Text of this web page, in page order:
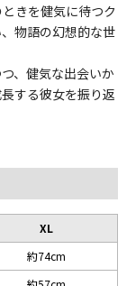
きを健気に待つク
物語の幻想的な世
、健気な出会いか
する彼女を振り返
XL
約74cm